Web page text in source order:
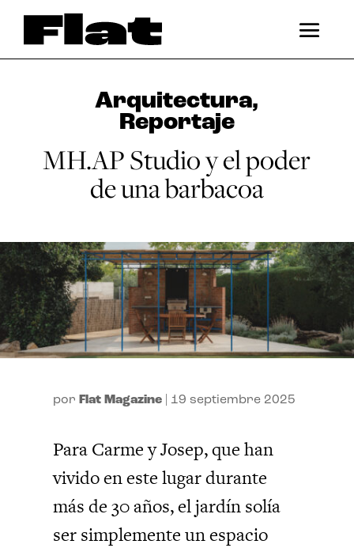
Arquitectura,
Reportaje
MH.AP Studio y el poder
de una barbacoa
por Flat Magazine 19 septiembre 2025
Para Carme y Josep, que han
vivido en este lugar durante
más de 30 años, el jardín solía
ser simplemente un espacio